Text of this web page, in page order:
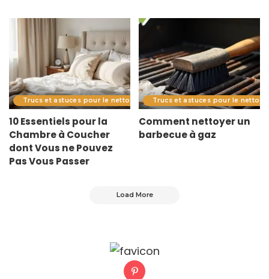
Trucs et astuces pour le nettoyage
10 Essentiels pour la
Chambre à Coucher
dont Vous ne Pouvez
Pas Vous Passer
Trucs et astuces pour le
Comment nettoyer un
barbecue à gaz
Load More